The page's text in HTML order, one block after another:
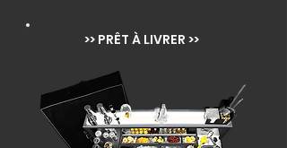
>> PRÊT À LIVRER >>